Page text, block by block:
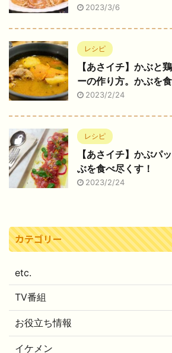
2023/3/6
レシピ
【あさイチ】かぶと
ーの作り方。かぶを
2023/2/24
レシピ
【あさイチ】かぶパ
ぶを食べ尽くす！
2023/2/24
カテゴリー
etc.
TV番組
お役立ち情報
イケメン